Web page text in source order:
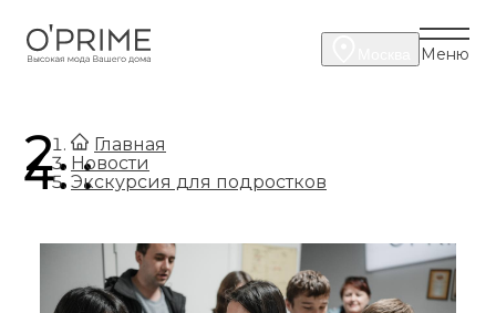
Меню
Главная
.
Новости
.
Экскурсия для подростков